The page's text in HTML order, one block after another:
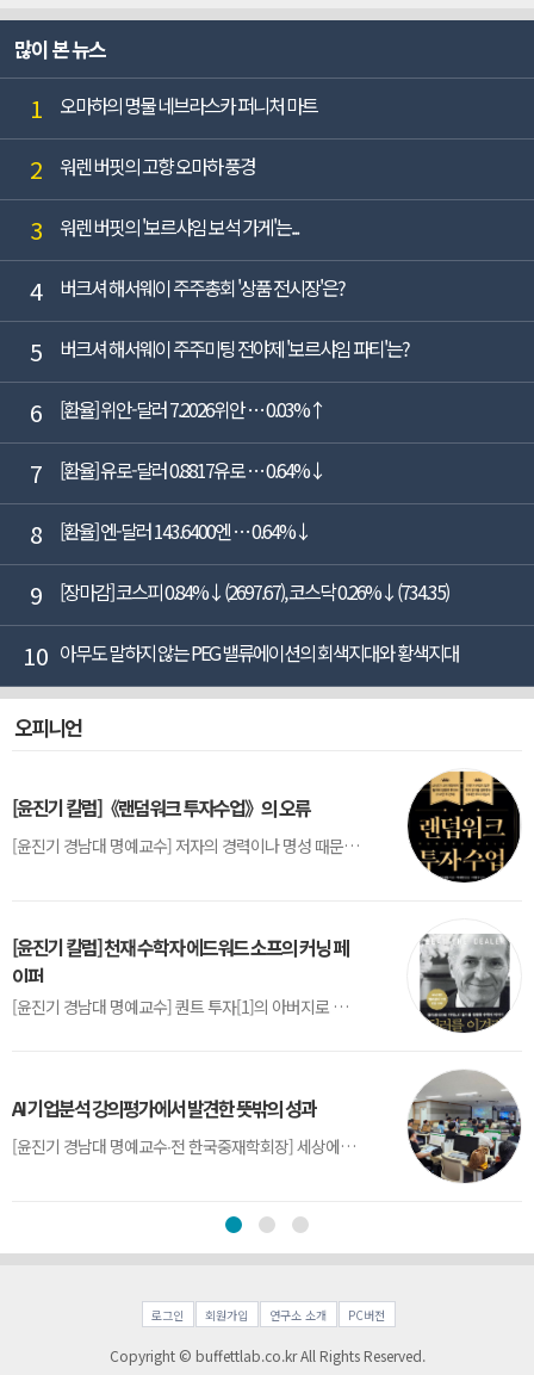
4100원이다.이화정 NH증권 애널리스트는 &...
많이 본 뉴스
1 오마하의 명물 네브라스카 퍼니처 마트
2 워렌 버핏의 고향 오마하 풍경
3 워렌 버핏의 '보르샤임 보석 가게'는...
4 버크셔 해서웨이 주주총회 '상품 전시장'은?
5 버크셔 해서웨이 주주미팅 전야제 '보르샤임 파티'는?
6 [환율] 위안-달러 7.2026위안 … 0.03%↑
7 [환율] 유로-달러 0.8817유로 … 0.64%↓
8 [환율] 엔-달러 143.6400엔 … 0.64%↓
9 [장마감] 코스피 0.84%↓(2697.67), 코스닥 0.26%↓(734.35)
10 아무도 말하지 않는 PEG 밸류에이션의 회색지대와 황색지대
오피니언
[윤진기 칼럼]《랜덤워크 투자수업》의 오류
[윤진기 경남대 명예교수] 저자의 경력이나 명성 때문인지 2020년에 번역 출판된 《랜덤워크 투자수업》(A Random Walk Down Wall Street) 12판은 표지부터가 거창하다. ‘45년간 12번 개정하며 철저히 검증한 투자서’, ‘전문가 부럽지 않은 투자 감각을 길러주는 위대한 투자지침서’ 라는 은빛 광고문구로 독자를 유혹한다.[1] 출판 50주...
[윤진기 칼럼] 천재 수학자 에드워드 소프의 커닝 페
이퍼
[윤진기 경남대 명예교수] 퀀트 투자[1]의 아버지로 불리는 에드워드 소프(Edward O. Thorp)는 수학계에서 천재로 알려진 인물이다. 그는 수학자이지만, 투자 업계에도 여러 가지 흥미로운 일화를 남겼다.수학을 이용하여 카지노를 이길 수 있는지가 궁금했던 그는 동료 교수가 소개해 준 블랙잭(Blackjack) 전략의 핵심을 손바닥 크기의 종이에 요...
AI 기업분석 강의평가에서 발견한 뜻밖의 성과
[윤진기 경남대 명예교수∙전 한국중재학회장] 세상에는 우연처럼 보이지만 인류의 진보를 이끌어낸 사건들이 있다. 영국의 알렉산더 플레밍(Alexander Fleming)이 곰팡이 핀 페트리 접시(Petri dish)를 버리지 않고[1] 관찰해 페니실린을 발견한 것은 그 대표적 사례다. 무심히 지나쳤다면 결코 없었을 혁신이었다.지난 7월 5일, 필자가 개발한 기업...
로그인 회원가입 연구소 소개 PC버전
Copyright © buffettlab.co.kr All Rights Reserved.